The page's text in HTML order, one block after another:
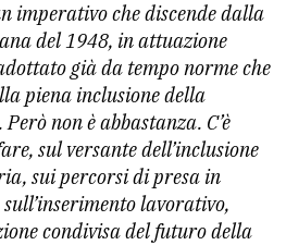
imperativo che discende dalla
del 1948, in attuazione
già da tempo norme che
piena inclusione della
non è abbastanza. C’è
sul versante dell’inclusione
sui percorsi di presa in
lavorativo,
condivisa del futuro della